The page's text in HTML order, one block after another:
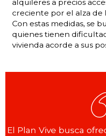
alquileres a precios
creciente por el alza de
Con estas medidas, se
quienes tienen
vivienda acorde a sus
El Plan Vive busca